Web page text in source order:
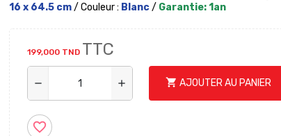
16 x 64.5 cm/ Couleur : Blanc/ Garantie: 1an
199,000 TND TTC
remove add shopping_cart AJOUTER AU PANIER
favorite_border